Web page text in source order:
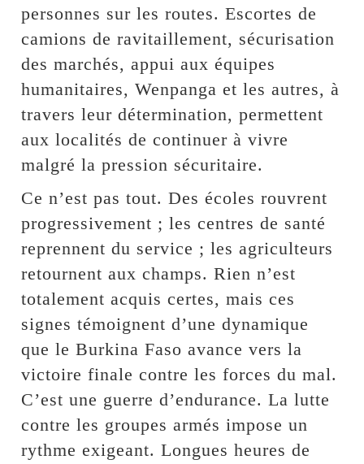
personnes sur les routes. Escortes de
camions de ravitaillement, sécurisation
des marchés, appui aux équipes
humanitaires, Wenpanga et les autres, à
travers leur détermination, permettent
aux localités de continuer à vivre
malgré la pression sécuritaire.
Ce n’est pas tout. Des écoles rouvrent
progressivement ; les centres de santé
reprennent du service ; les agriculteurs
retournent aux champs. Rien n’est
totalement acquis certes, mais ces
signes témoignent d’une dynamique
que le Burkina Faso avance vers la
victoire finale contre les forces du mal.
C’est une guerre d’endurance. La lutte
contre les groupes armés impose un
rythme exigeant. Longues heures de